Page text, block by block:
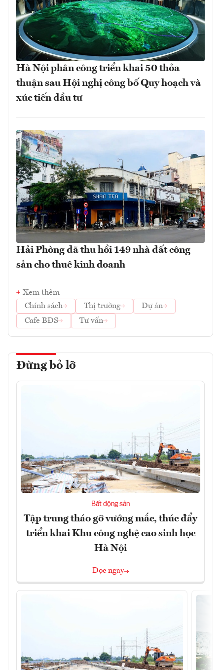
Hà Nội phân công triển khai 50 thỏa
thuận sau Hội nghị công bố Quy hoạch và
xúc tiến đầu tư
Hải Phòng đã thu hồi 149 nhà đất công
sản cho thuê kinh doanh
Xem thêm
Chính sách
Thị trường
Dự án
Cafe BĐS
Tư vấn
Đừng bỏ lỡ
Bất động sản
Tập trung tháo gỡ vướng mắc, thúc đẩy
triển khai Khu công nghệ cao sinh học
Hà Nội
Đọc ngay